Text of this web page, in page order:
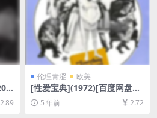
云
2.89
伦理青涩 欧美
[性爱宝典](1972)[百度网盘
+迅雷云盘资源1080P超清未
删减][MP4/4.7GB][中文字幕]
5 年前 2.72